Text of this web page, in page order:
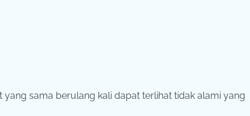
sama berulang kali dapat terlihat tidak alami yang